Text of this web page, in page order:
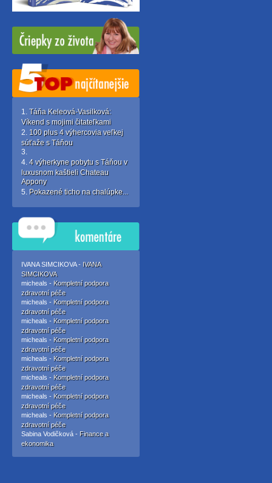
Táňa Keleová-Vasilková:
Víkend s mojimi čitateľkami
100 plus 4 výhercovia veľkej
súťaže s Táňou
4 výherkyne pobytu s Táňou v
luxusnom kaštieli Chateau
Appony
Pokazené ticho na chalúpke...
IVANA SIMCIKOVA - IVANA
SIMCIKOVA
micheals - Kompletní podpora
zdravotní péče
micheals - Kompletní podpora
zdravotní péče
micheals - Kompletní podpora
zdravotní péče
micheals - Kompletní podpora
zdravotní péče
micheals - Kompletní podpora
zdravotní péče
micheals - Kompletní podpora
zdravotní péče
micheals - Kompletní podpora
zdravotní péče
micheals - Kompletní podpora
zdravotní péče
Sabina Vodičková - Finance a
ekonomika